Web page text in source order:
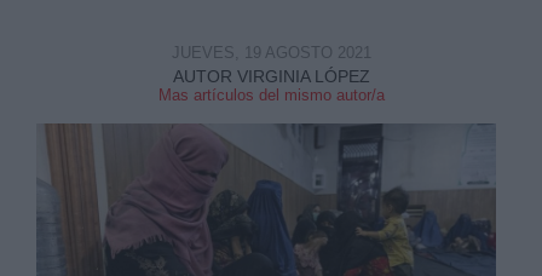
AUTOR VIRGINIA LÓPEZ
Mas artículos del mismo autor/a
JUEVES, 19 AGOSTO 2021
link